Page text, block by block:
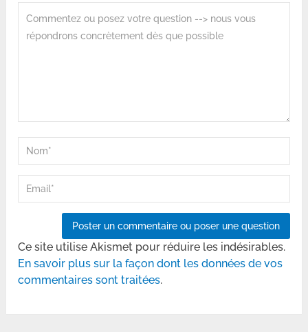
Ce site utilise Akismet pour réduire les indésirables.
En savoir plus sur la façon dont les données de vos
commentaires sont traitées.